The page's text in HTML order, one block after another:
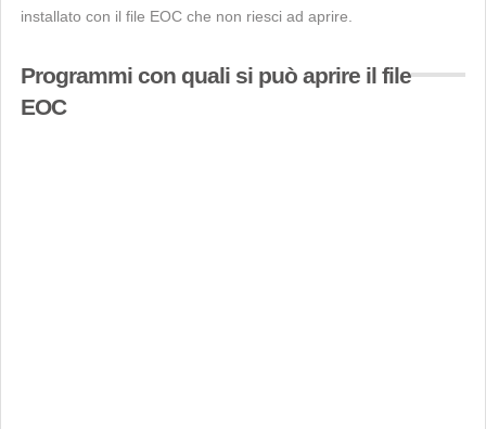
installato con il file EOC che non riesci ad aprire.
Programmi con quali si può aprire il file
EOC